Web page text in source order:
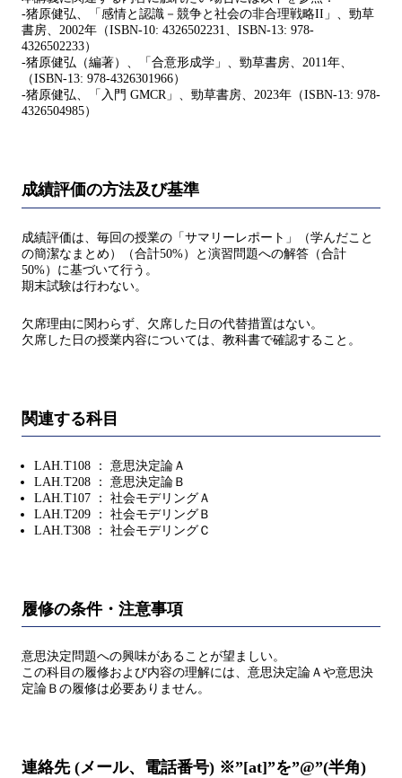
-猪原健弘、「感情と認識－競争と社会の非合理戦略II」、勁草
書房、2002年（ISBN-10: 4326502231、ISBN-13: 978-
4326502233）
-猪原健弘（編著）、「合意形成学」、勁草書房、2011年、
（ISBN-13: 978-4326301966）
-猪原健弘、「入門 GMCR」、勁草書房、2023年（ISBN-13: 978-
4326504985）
成績評価の方法及び基準
成績評価は、毎回の授業の「サマリーレポート」（学んだこと
の簡潔なまとめ）（合計50%）と演習問題への解答（合計
50%）に基づいて⾏う。
期末試験は行わない。
欠席理由に関わらず、欠席した日の代替措置はない。
⽋席した⽇の授業内容については、教科書で確認すること。
関連する科目
LAH.T108 ： 意思決定論Ａ
LAH.T208 ： 意思決定論Ｂ
LAH.T107 ： 社会モデリングＡ
LAH.T209 ： 社会モデリングＢ
LAH.T308 ： 社会モデリングＣ
履修の条件・注意事項
意思決定問題への興味があることが望ましい。
この科目の履修および内容の理解には、意思決定論Ａや意思決
定論Ｂの履修は必要ありません。
連絡先 (メール、電話番号) ※”[at]”を”@”(半角)